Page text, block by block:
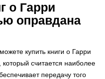
о Гарри
оправдана
купить книги о Гарри
считается наиболее
передачу того